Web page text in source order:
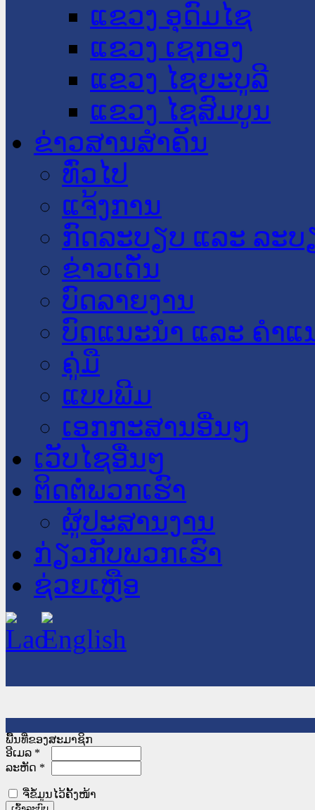
ແຂວງ ອຸດົມໄຊ
ແຂວງ ເຊກອງ
ແຂວງ ໄຊຍະບູລີ
ແຂວງ ໄຊສົມບູນ
ຂ່າວສານສໍາຄັນ
​ທົ່ວ​ໄປ
ແຈ້ງການ
ກົດລະບຽບ ແລະ ລະບ
ຂ່າວເດັ່ນ
ບົດລາຍງານ
ບົດແນະນໍາ ແລະ ຄໍາແ
ຄູ່ມື
ແບບພີມ
ເອກກະສານອື່ນໆ
ເວັບໄຊອື່ນໆ
ຕິດຕໍ່ພວກເຮົາ
ຜູ້ປະສານງານ
ກ່ຽວກັບພວກເຮົາ
ຊ່ວຍເຫຼືອ
ພື້ນທີ່ຂອງສະມາຊິກ
ອີເມລ *
ລະຫັດ *
ຈື່ຂໍ້ມູນໄວ້ຄັ້ງໜ້າ